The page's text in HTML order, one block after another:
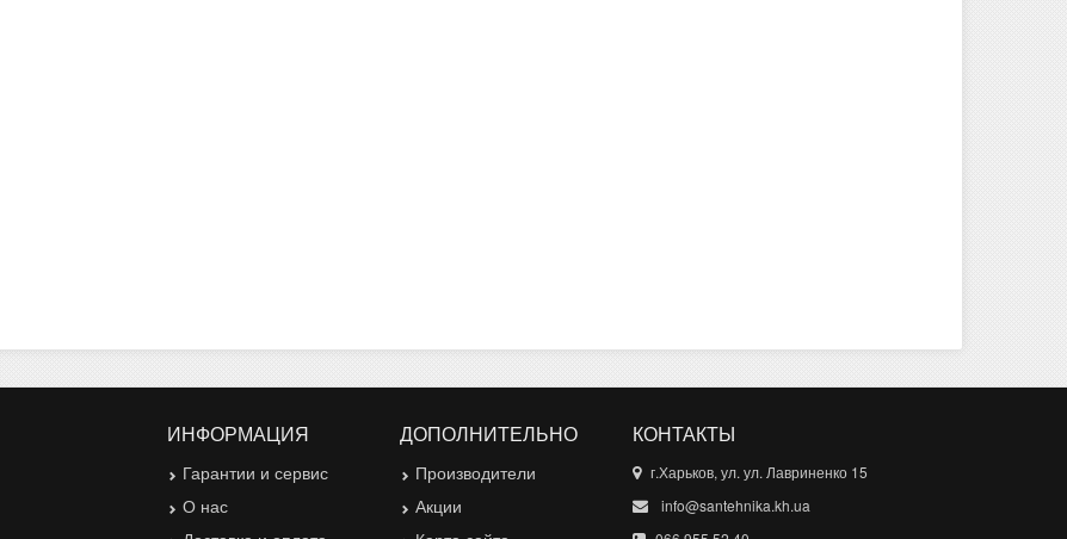
ИНФОРМАЦИЯ
Гарантии и сервис
О нас
ДОПОЛНИТЕЛЬНО
Производители
Акции
КОНТАКТЫ
г.Харьков, ул. ул. Лавриненко 15
info@santehnika.kh.ua